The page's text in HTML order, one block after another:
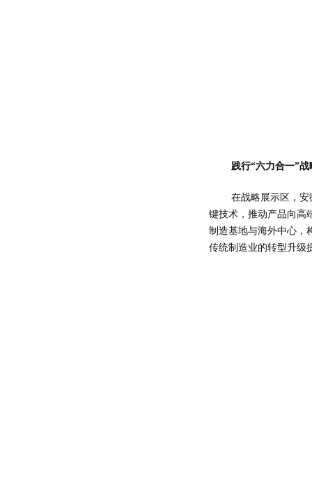
践行“六力合一”
在战略展示区，
键技术，推动产品向高
制造基地与海外中心，
传统制造业的转型升级